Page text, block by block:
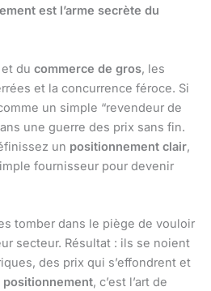
est l’arme secrète du
et du commerce de gros, les
et la concurrence féroce. Si
un simple “revendeur de
une guerre des prix sans fin.
un positionnement clair,
fournisseur pour devenir
tomber dans le piège de vouloir
secteur. Résultat : ils se noient
des prix qui s’effondrent et
positionnement, c’est l’art de